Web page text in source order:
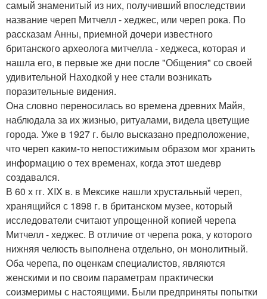
самый знаменитый из них, получивший впоследствии
название череп Митчелл - хеджес, или череп рока. По
рассказам Анны, приемной дочери известного
британского археолога митчелла - хеджеса, которая и
нашла его, в первые же дни после "Общения" со своей
удивительной Находкой у нее стали возникать
поразительные видения.
Она словно переносилась во времена древних Майя,
наблюдала за их жизнью, ритуалами, видела цветущие
города. Уже в 1927 г. было высказано предположение,
что череп каким-то непостижимым образом мог хранить
информацию о тех временах, когда этот шедевр
создавался.
В 60 х гг. XIX в. в Мексике нашли хрустальный череп,
хранящийся с 1898 г. в британском музее, который
исследователи считают упрощенной копией черепа
Митчелл - хеджес. В отличие от черепа рока, у которого
нижняя челюсть выполнена отдельно, он монолитный.
Оба черепа, по оценкам специалистов, являются
женскими и по своим параметрам практически
соизмеримы с настоящими. Были предприняты попытки